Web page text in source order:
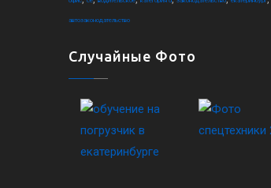
автозаконодательство
Случайные Фото